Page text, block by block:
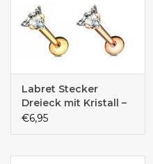
Labret Stecker
Dreieck mit Kristall –
Innengewinde |
Farben
€6,95